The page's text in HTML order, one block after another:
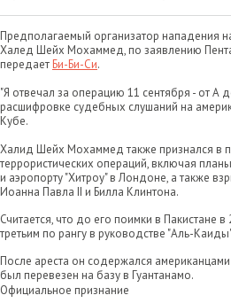
Предполагаемый организатор нападения
Халед Шейх Мохаммед, по заявлению
передаетБи-Би-Си.
"Я отвечал за операцию 11 сентября - от А
расшифровке судебных слушаний на
Кубе.
Халид Шейх Мохаммед также признался в
террористических операций, включая
и аэропорту "Хитроу" в Лондоне, а также
Иоанна Павла II и Билла Клинтона.
Считается, что до его поимки в
третьим по рангу в руководстве "Аль-
После ареста он содержался
был перевезен на базу в Гуантанамо.
Официальное признание